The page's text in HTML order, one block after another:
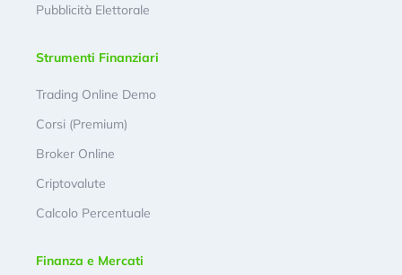
Pubblicità Elettorale
Strumenti Finanziari
Trading Online Demo
Corsi (Premium)
Broker Online
Criptovalute
Calcolo Percentuale
Finanza e Mercati